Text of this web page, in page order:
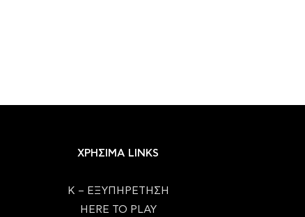
ΧΡΗΣΙΜΑ LINKS
Κ – ΕΞΥΠΗΡΕΤΗΣΗ
HERE TO PLAY